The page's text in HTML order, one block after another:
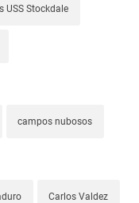
USS Stockdale
campos nubosos
Carlos Valdez